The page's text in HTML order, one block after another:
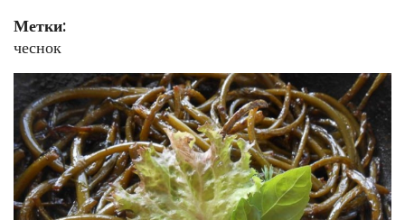
Метки:
чеснок